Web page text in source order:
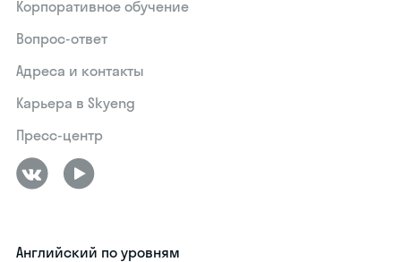
Корпоративное обучение
Вопрос-ответ
Адреса и контакты
Карьера в Skyeng
Пресс-центр
Английский по уровням